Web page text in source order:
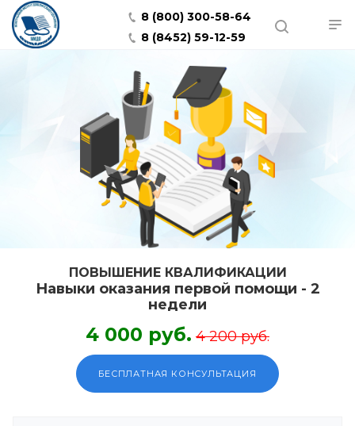
8 (800) 300-58-64
8 (8452) 59-12-59
ПОВЫШЕНИЕ КВАЛИФИКАЦИИ
Навыки оказания первой помощи - 2
недели
4 000 руб. 4 200 руб.
БЕСПЛАТНАЯ КОНСУЛЬТАЦИЯ